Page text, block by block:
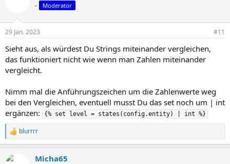
- Moderator
29 Jan. 2023 #11
Sieht aus, als würdest Du Strings miteinander vergleichen,
das funktioniert nicht wie wenn man Zahlen miteinander
vergleicht.
Nimm mal die Anführungszeichen um die Zahlenwerte weg
bei den Vergleichen, eventuell musst Du das set noch um | int
ergänzen:
{% set level = states(config.entity) | int %}
R
e
k
blurrrr
Micha65